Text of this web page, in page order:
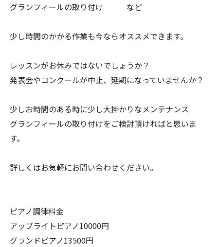
グランフィールの取り付け など
少し時間のかかる作業も今ならオススメできます。
レッスンがお休みではないでしょうか？
発表会やコンクールが中止、延期になっていませんか？
少しお時間のある時に少し大掛かりなメンテナンス
グランフィールの取り付けをご検討頂ければと思いま
す。
詳しくはお気軽にお問い合わせください。
ピアノ調律料金
アップライトピアノ10000円
グランドピアノ13500円